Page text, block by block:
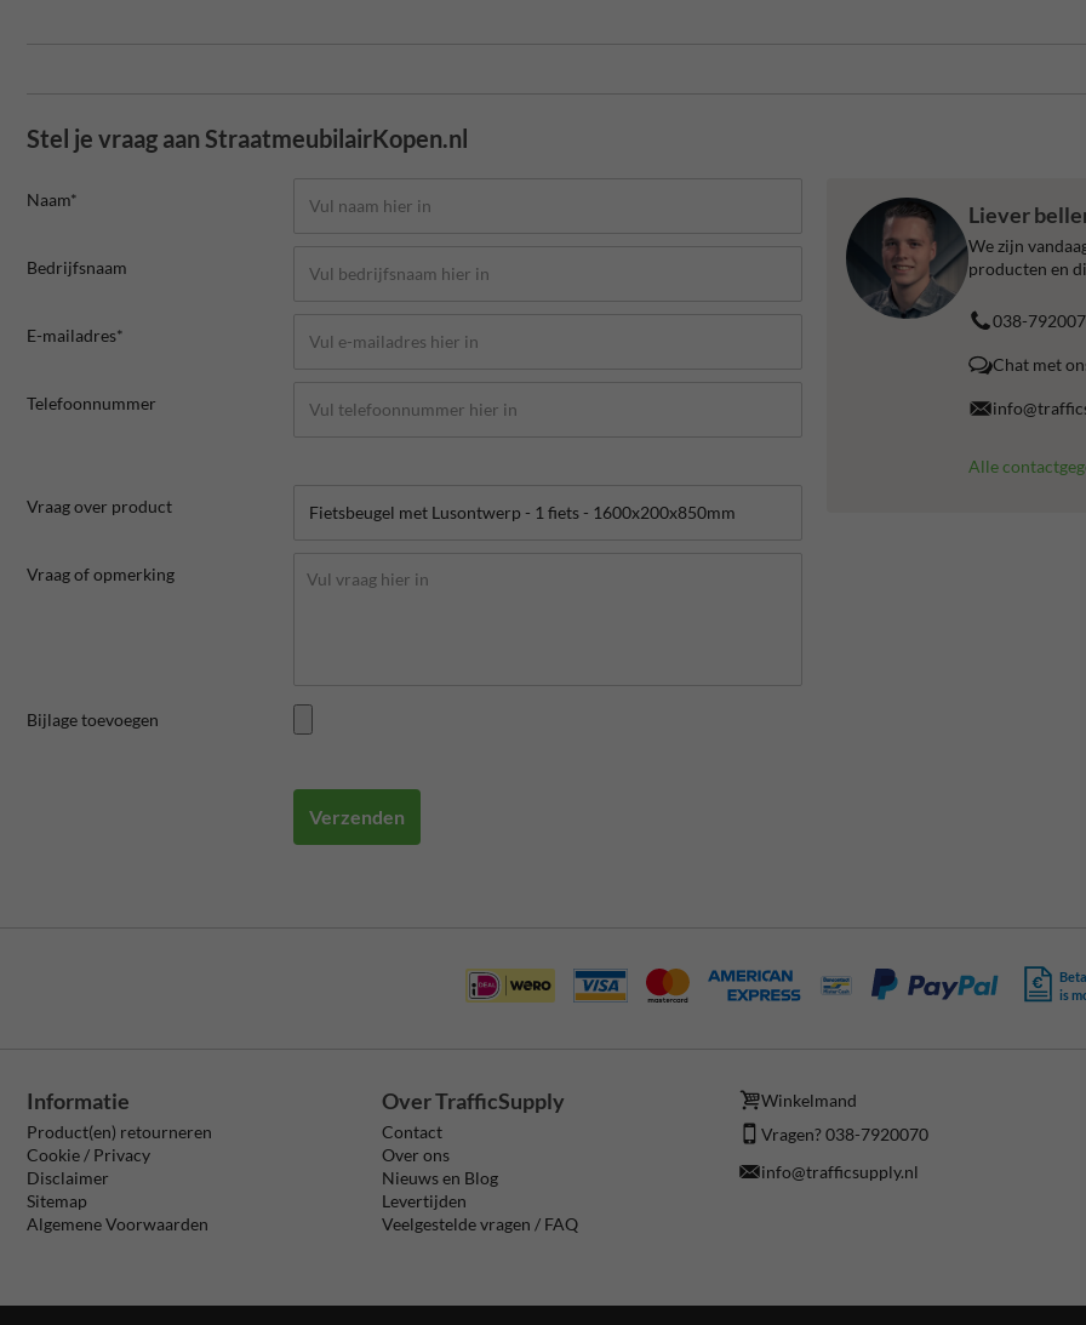
Stel je vraag aan StraatmeubilairKopen.nl
Naam*
Bedrijfsnaam
E-mailadres*
Telefoonnummer
Vraag over product
Vraag of opmerking
Bijlage toevoegen
Verzenden
Liever
We zijn
producten en
038-
Chat met
Alle
is
Informatie
Product(en) retourneren
Cookie / Privacy
Disclaimer
Sitemap
Algemene Voorwaarden
Over TrafficSupply
Contact
Over ons
Nieuws en Blog
Levertijden
Veelgestelde vragen / FAQ
Winkelmand
Vragen? 038-7920070
info@trafficsupply.nl